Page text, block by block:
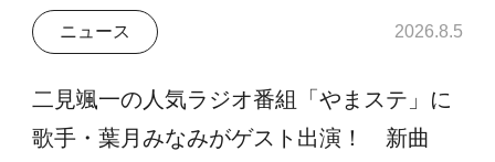
ニュース 2026.8.5
二見颯一の人気ラジオ番組「やまステ」に
歌手・葉月みなみがゲスト出演！ 新曲